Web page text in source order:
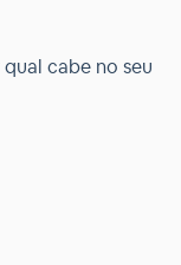
cabe no seu